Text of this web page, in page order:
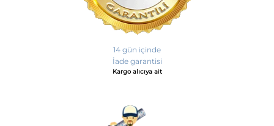
14 gün içinde
İade garantisi
Kargo alıcıya ait